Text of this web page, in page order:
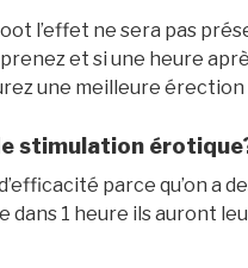
l’effet ne sera pas
et si une heure
une meilleure érection
stimulation
parce qu’on a
1 heure ils auront